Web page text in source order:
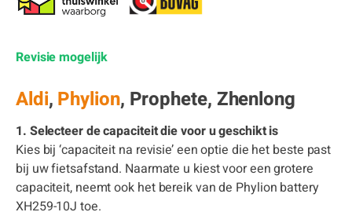
Revisie mogelijk
Aldi, Phylion, Prophete, Zhenlong
1. Selecteer de capaciteit die voor u geschikt is
Kies bij ‘capaciteit na revisie’ een optie die het beste past
bij uw fietsafstand. Naarmate u kiest voor een grotere
capaciteit, neemt ook het bereik van de Phylion battery
XH259-10J toe.